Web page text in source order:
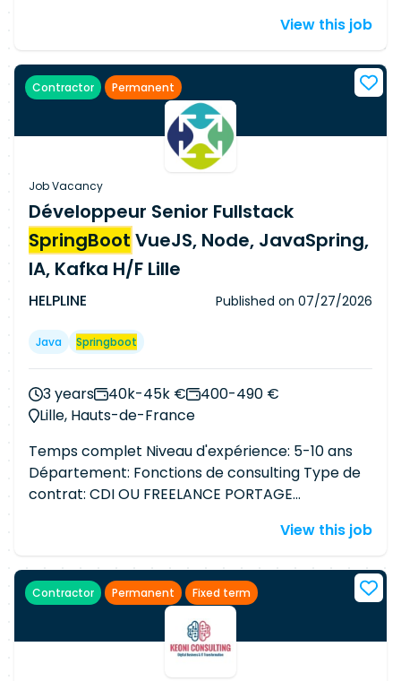
équipes, le suivi du planning, des risques et des
activités d'industrialisation et de MCO/MCS. Une
bonne compréhension des environnements
, Angular, Python, DevOps,
Cloud et Architecture SI est attendue. Une
expérience en migration d'applications est
indispensable
View this job
Contractor Permanent
Job Vacancy
Développeur Senior Fullstack
SpringBoot VueJS, Node, JavaSpring,
IA, Kafka H/F Lille
HELPLINE Published on 07/27/2026
Java Springboot
3 years 40k-45k €
400-490 €
Lille, Hauts-de-France
Temps complet Niveau d'expérience: 5-10 ans
Département: Fonctions de consulting Type de
contrat: CDI OU FREELANCE PORTAGE
Description de l'entrepriseLocalisation : Marcq-
d'expérience : Minimum 5/6 ans Département :
Tous Type de contrat : CDI Description du
posteAu sein d'un environnement Agile,
collaboratif et innovant, vous intervenez sur la
View this job
Contractor Permanent Fixed term